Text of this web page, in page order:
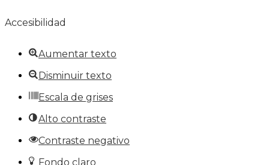
Accesibilidad
Aumentar texto
Disminuir texto
Escala de grises
Alto contraste
Contraste negativo
Fondo claro